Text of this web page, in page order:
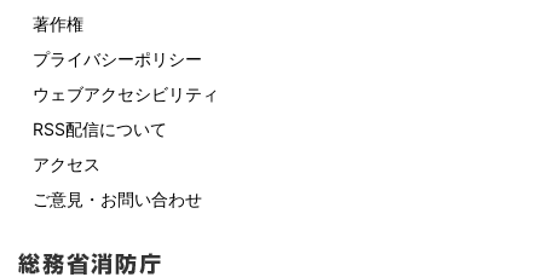
著作権
プライバシーポリシー
ウェブアクセシビリティ
RSS配信について
アクセス
ご意見・お問い合わせ